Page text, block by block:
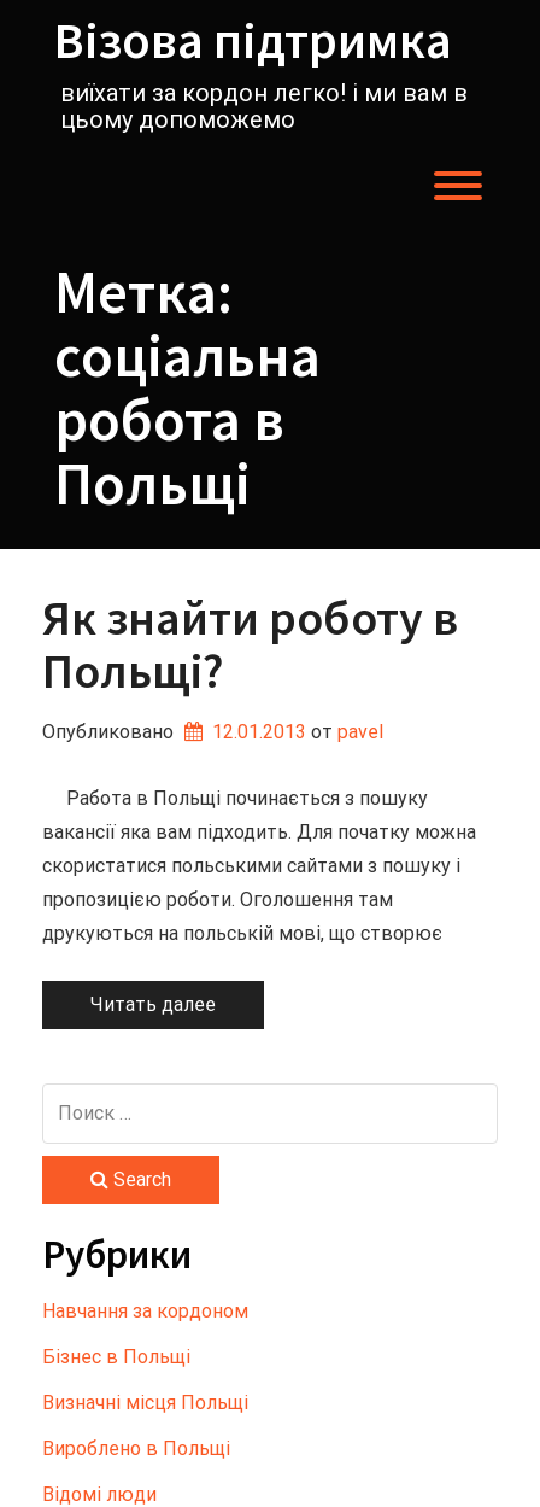
содержимомуВізова підтримка
виїхати за кордон легко! і ми вам в
цьому допоможемо
Метка:
соціальна
робота в
Польщі
Як знайти роботу в
Польщі?
Опубликовано 12.01.2013 от pavel
Работа в Польщі починається з пошуку
вакансії яка вам підходить. Для початку можна
скористатися польськими сайтами з пошуку і
пропозицією роботи. Оголошення там
друкуються на польській мові, що створює
Читать далее
Search
Рубрики
Hавчання за кордоном
Бізнес в Польщі
Визначні місця Польщі
Вироблено в Польщі
Відомі люди